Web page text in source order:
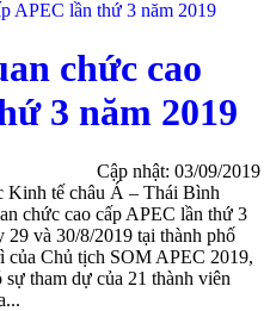
chức cao
3 năm 2019
Cập nhật: 03/09/2019
Kinh tế châu Á – Thái Bình
chức cao cấp APEC lần thứ 3
và 30/8/2019 tại thành phố
của Chủ tịch SOM APEC 2019,
tham dự của 21 thành viên